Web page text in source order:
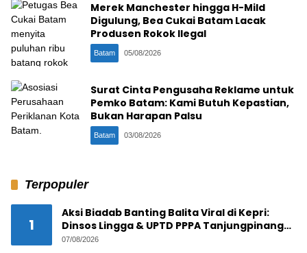
Merek Manchester hingga H-Mild
Digulung, Bea Cukai Batam Lacak
Produsen Rokok Ilegal
Batam 05/08/2026
Surat Cinta Pengusaha Reklame untuk
Pemko Batam: Kami Butuh Kepastian,
Bukan Harapan Palsu
Batam 03/08/2026
Terpopuler
1
Aksi Biadab Banting Balita Viral di Kepri:
Dinsos Lingga & UPTD PPPA Tanjungpinang
Lacak Pelaku
07/08/2026